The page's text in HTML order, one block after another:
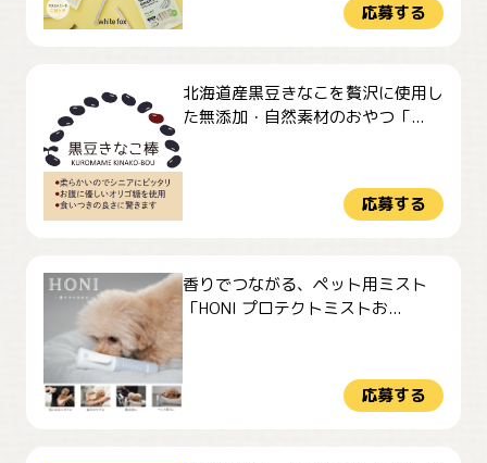
応募する
北海道産黒豆きなこを贅沢に使用し
た無添加・自然素材のおやつ「...
応募する
香りでつながる、ペット用ミスト
「HONI プロテクトミストお...
応募する